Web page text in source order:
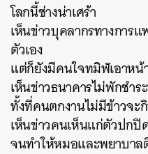
โลกนี้ช่างน่าเศร้า
เห็นข่าวบุคลากรทางกา
ตัวเอง
แต่ก็ยังมีคนใจทมิฬเอาห
เห็นข่าวธนาคารไม่พักชำร
ทั้งที่คนตกงานไม่มีข้าวจะ
เห็นข่าวคนเห็นแก่ตัวปกปิ
จนทำให้หมอและพยาบาล